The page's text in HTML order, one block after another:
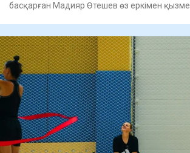
басқарған Мадияр Өтешев өз еркімен